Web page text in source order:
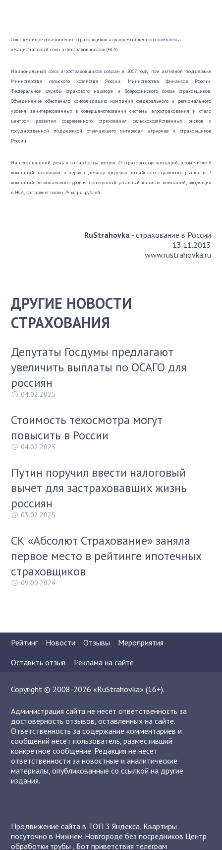
Союз «Единое объединение страховщиков агропромышленного комплекса –
«Национальный союз агростраховщиков» (НСА)
Национальный союз агростраховщиков создан в 2007 году при активной поддержке
Министерства сельского хозяйства России, Министерства финансов России,
Федеральной службы страхового надзора и Всероссийского союза страховщиков.
Объединение обеспечило консолидацию компаний федерального и регионального
уровня, заинтересованных в совершенствовании системы агрострахования, и стало
центром развития современного страхования сельскохозяйственных рисков с
государственной поддержкой, отвечающего интересам аграриев и страховщиков
России.
На сегодняшний день в состав Союза входят 27 страховых организаций, в том числе 8
компаний, входящих в первую десятку лидеров российского страхового рынка, и 7
компаний регионального уровня. Совокупный уставный капитал компаний, входящих
в НСА, составляет около 75 млрд. рублей.
RuStrahovka- страхование в России
13.11.2013
www.rustrahovka.ru
ДРУГИЕ НОВОСТИ
СТРАХОВАНИЯ
Депутаты Госдумы предлагают
увеличить выплаты по ОСАГО для
россиян
04.02.2025
Стоимость техосмотра могут
повысить в России
04.02.2025
Путин поручил ввести налоговый
вычет для застраховавших жизнь
россиян
03.02.2025
СК «Абсолют Страхование» заняла
первое место в рейтинге ипотечных
страховщиков
09.09.2024
Рейтинг Новости Отзывы
Мероприятия
Оставить отзыв
Реклама на сайте
Copyright © 2008-2026 «RuStrahovka» (16+).
Администрация сайта не несет ответственность за
достоверность отзывов, оставленных на сайте.
Ответственность за содержание комментариев и
сообщений несет пользователь, разместивший
конкретное сообщение. Редакция не несет
ответственности за новостные и аналитические
материалы, опубликованные со ссылкой на другие
издания.
Продвижение сайта в ТОП 3 Яндекса, Квартиры
посуточно в Нижнем Новгороде без посредников Центр
обработки трубы , Бот приветствия телеграм